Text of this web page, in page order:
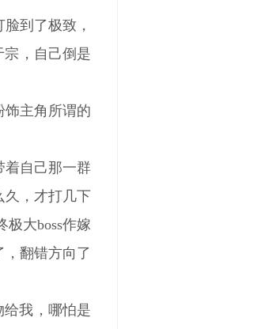
到了极致，
宗，自己倒是
饰主角所谓的
着自己那一群
久，才打几下
极大boss作嫁
，翻错方向了
我，哪怕是